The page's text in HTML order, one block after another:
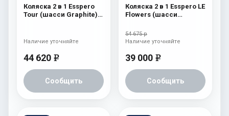
Коляска 2 в 1 Esspero
Tour (шасси Graphite)
44 620 e
Сообщить
Наличие уточняйте
Коляска 2 в 1 Esspero LE
Flowers (шасси
54 675 р
39 000 e
Сообщить
Наличие уточняйте